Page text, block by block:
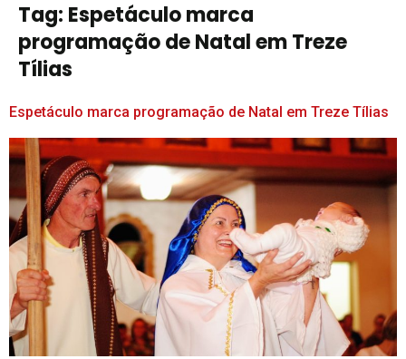
Tag: Espetáculo marca
programação de Natal em Treze
Tílias
Espetáculo marca programação de Natal em Treze Tílias